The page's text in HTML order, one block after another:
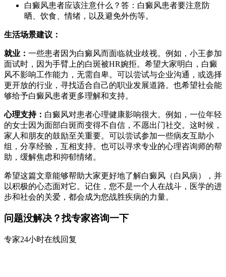
白癜风患者应该注意什么？答：白癜风患者要注意防
晒、饮食、情绪，以及避免外伤等。
生活场景建议：
就业： 一些患者因为白癜风而面临就业歧视。例如，小王参加
面试时，因为手臂上的白斑被HR婉拒。希望大家明白，白癜
风不影响工作能力，无需自卑。可以尝试与企业沟通，或选择
更开放的行业，寻找适合自己的职业发展道路。也希望社会能
够给予白癜风患者更多理解和支持。
心理支持： 白癜风对患者心理健康影响很大。例如，一位年轻
的女士因为面部白斑而变得不自信，不愿出门社交。这时候，
家人和朋友的鼓励至关重要。可以尝试参加一些病友互助小
组，分享经验，互相支持。也可以寻求专业的心理咨询师的帮
助，缓解焦虑和抑郁情绪。
希望这篇文章能够帮助大家更好地了解白癜风（白风病），并
以积极的心态面对它。记住，您不是一个人在战斗，医学的进
步和社会的关爱，都会成为您战胜疾病的力量。
问题没解决？找专家咨询一下
专家24小时在线回复